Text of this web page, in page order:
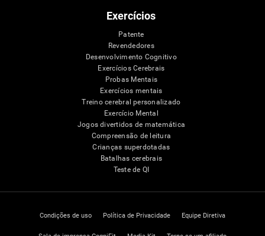
Exercícios
Patente
Revendedores
Desenvolvimento Cognitivo
Exercícios Cerebrais
Probas Mentais
Exercícios mentais
Treino cerebral personalizado
Exercício Mental
Jogos divertidos de matemática
Compreensão de leitura
Crianças superdotadas
Batalhas cerebrais
Teste de QI
Condições de uso Política de Privacidade Equipe Diretiva